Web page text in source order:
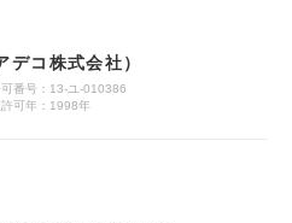
コ株式会社）
番号：13-ユ-010386
可年：1998年